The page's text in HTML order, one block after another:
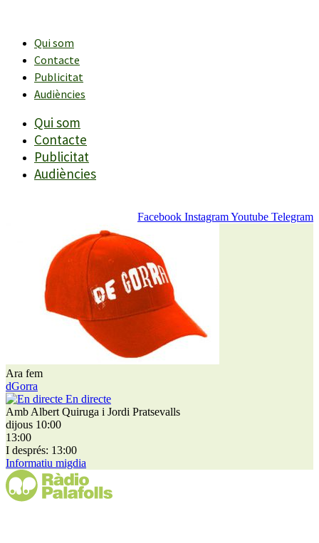
contingutQui som
Contacte
Publicitat
Audiències
Qui som
Contacte
Publicitat
Audiències
Facebook InstagramYoutube Telegram
Ara fem
dGorra
En directe
Amb Albert Quiruga i Jordi Pratsevalls
dijous 10:00
13:00
I després: 13:00
Informatiu migdia